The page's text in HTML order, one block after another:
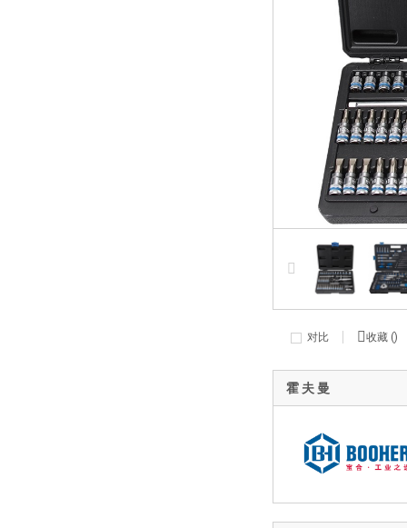
对比 收藏 ()
霍 夫 曼